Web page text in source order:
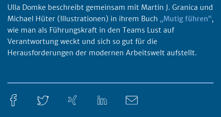
Ulla Domke beschreibt gemeinsam mit Martin J. Granica und
Michael Hüter (Illustrationen) in ihrem Buch „Mutig führen“,
wie man als Führungskraft in den Teams Lust auf
Verantwortung weckt und sich so gut für die
Herausforderungen der modernen Arbeitswelt aufstellt.